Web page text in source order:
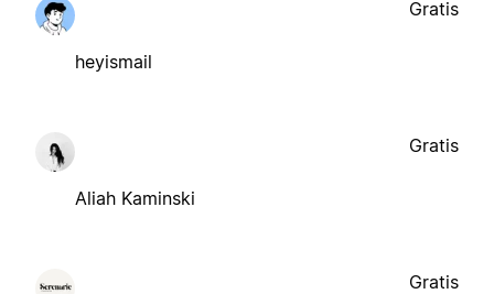
heyismail
Gratis
Aliah Kaminski
Gratis
Gratis